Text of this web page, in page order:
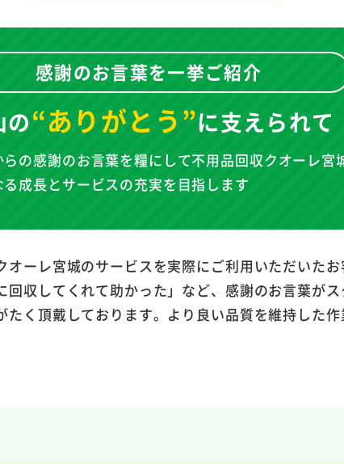
感謝のお言葉を一挙ご紹介
の“ありがとう”に支えられて
らの感謝のお言葉を糧にして不用品回収クオーレ宮
る成長とサービスの充実を目指します
オーレ宮城のサービスを実際にご利用いただいた
回収してくれて助かった」など、感謝のお言葉が
たく頂戴しております。より良い品質を維持した